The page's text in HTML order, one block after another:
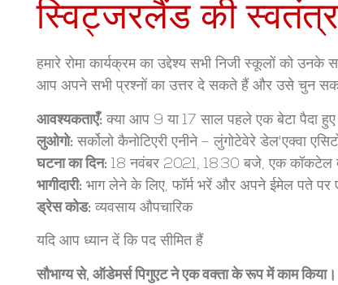
स्विट्जरलैंड की
हमारे रोमा कार्यक्रम का उद्देश्य सभी निजी स्कूलों को
आप अपने सभी प्रश्नों का उत्तर दे सकते हैं और उसे चुन
आवश्यकताएँ: क्या आप 9 या 17 साल पहले एक बेटा पैदा
लुओगो: सर्कोलो कैनोटिएरी एनीने – लुंगोटेवेरे डेल'एक्वा
घटना का दिन: 18 नवंबर 2021, 18:30 बजे, एक कॉकटेल
भागीदारी: भाग लेने के लिए, फॉर्म भरें और अपने ईमेल पते
ड्रेस कोड: व्यवसाय औपचारिक
यदि आप ध्यान दें कि पद सीमित हैं
सौभाग्य से, ऑडेमर्स पिगुएट ने एक वक्ता के रूप में काम किया।